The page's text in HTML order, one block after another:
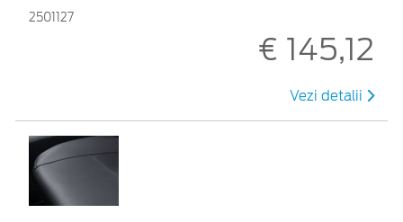
2501127
€ 145,12
Vezi detalii